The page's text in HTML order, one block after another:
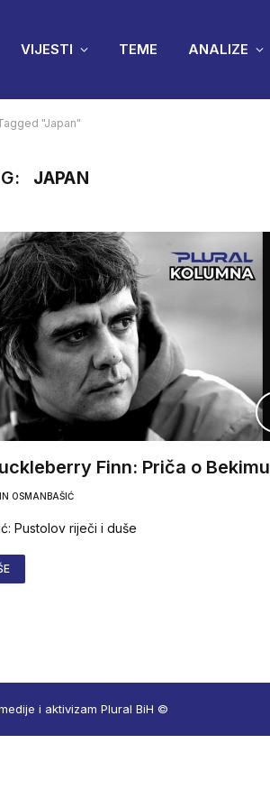
VIJESTI TEME ANALIZE
"Japan"
JAPAN
Finn: Priča o Bekimu
OSMANBAŠIĆ
Pustolov riječi i duše
i aktivizam Plural BiH ©